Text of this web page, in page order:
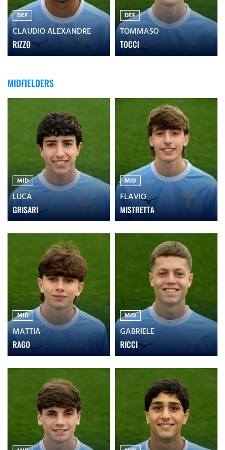
DEF
CLAUDIO ALEXANDRE
RIZZO
DEF
TOMMASO
TOCCI
MIDFIELDERS
MID
LUCA
GRISARI
MID
FLAVIO
MISTRETTA
MID
MATTIA
RAGO
MID
GABRIELE
RICCI